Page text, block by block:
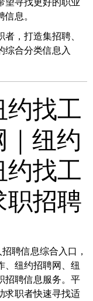
息。
，打造集招聘、
综合分类信息入
找工
纽约
找工
招聘
聘信息综合入口，
、纽约招聘网、纽
招聘信息服务。平
求职者快速寻找适